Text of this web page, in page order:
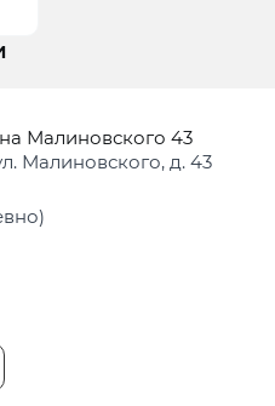
Малиновского 43
Малиновского, д. 43